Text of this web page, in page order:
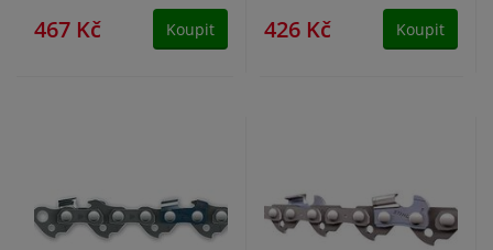
467 Kč Koupit 426 Kč Koupit